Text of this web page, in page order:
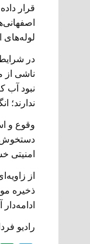
قرار
در
ناشی از
نبود آب
ندارند؛
وقوع و
دستخوش
امنیتی
از
ذخیره
رادیو فردا